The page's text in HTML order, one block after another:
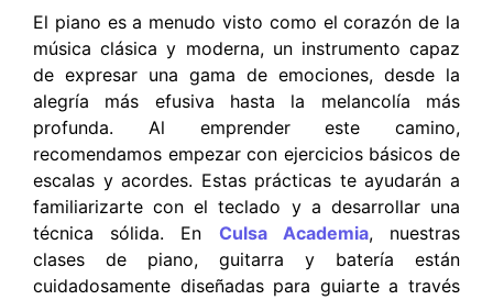
El piano es a menudo visto como el corazón de la
música clásica y moderna, un instrumento capaz
de expresar una gama de emociones, desde la
alegría más efusiva hasta la melancolía más
profunda. Al emprender este camino,
recomendamos empezar con ejercicios básicos de
escalas y acordes. Estas prácticas te ayudarán a
familiarizarte con el teclado y a desarrollar una
técnica sólida. En Culsa Academia, nuestras
clases de piano, guitarra y batería están
cuidadosamente diseñadas para guiarte a través